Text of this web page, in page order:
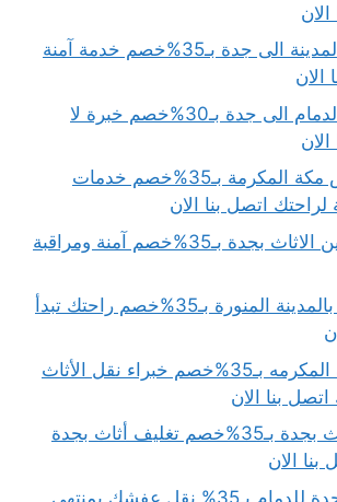
نقل عفش من المدينة الى جدة بـ35%خصم خدمة آمنة
الان
نقل عفش من الدمام الى جدة بـ30%خصم خبرة لا
دينات نقل عفش مكة المكرمة بـ35%خصم خدمات
لراحتك اتصل بنا الان
مستودعات تخزين الاثاث بجدة بـ35%خصم آمنة ومراقبة
شركة نقل اثاث بالمدينة المنورة بـ35%خصم راحتك تبدأ
نقل عفش بمكه المكرمه بـ35%خصم خبراء نقل الأثاث
بنا الان
شركة تغليف اثاث بجدة بـ35%خصم تغليف أثاث بجدة
بنا الان
نقل عفش من جدة للدمام بـ35% نقل عفشك بمنتهى